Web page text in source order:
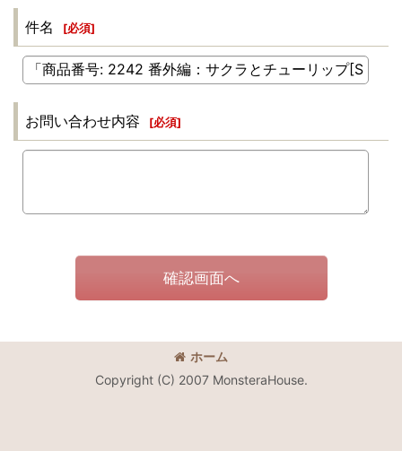
件名 [必須]
お問い合わせ内容 [必須]
確認画面へ
ホーム
Copyright (C) 2007 MonsteraHouse.